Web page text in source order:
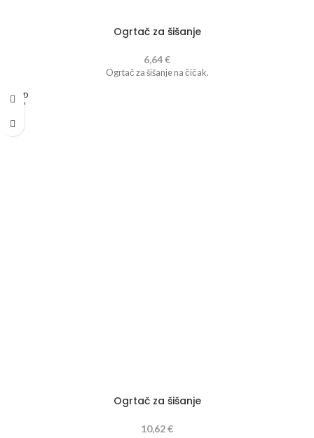
Ogrtač za šišanje
6,64€
Ogrtač za šišanje na čičak.
PROD
ANO
Ogrtač za šišanje
10,62€